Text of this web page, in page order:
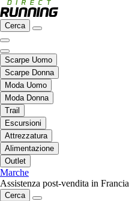
Cerca
Scarpe Uomo
Scarpe Donna
Moda Uomo
Moda Donna
Trail
Escursioni
Attrezzatura
Alimentazione
Outlet
Marche
Assistenza post-vendita in Francia
Cerca